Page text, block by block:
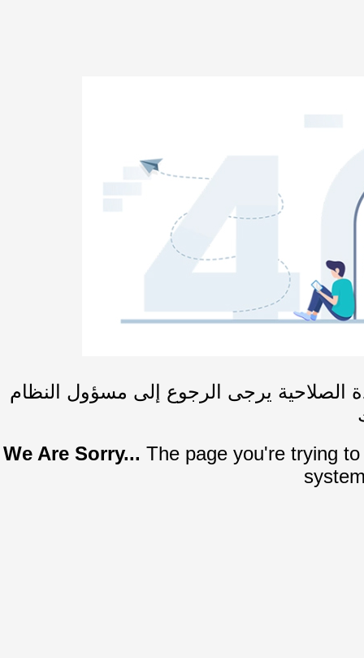
الصلاحية يرجى الرجوع إلى مسؤول النظام
We Are Sorry... The page you're trying